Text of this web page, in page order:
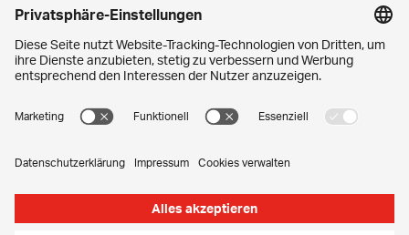
Engagement
Praktika
Schnuppertage
Mitarbeiter-Initiativen
Media Corner